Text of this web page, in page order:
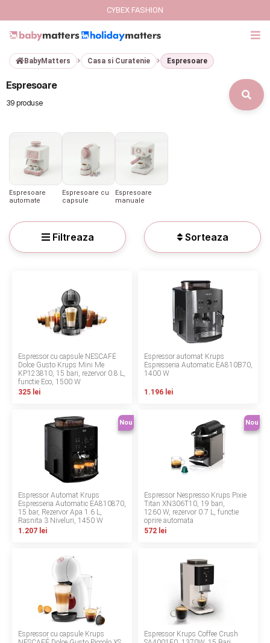
GIFT CARD
CARUCIOARE COPII
CAMERA COPILULUI
JUCARII
MARSUPII BEBELUSI
BALANSOARE COPII
BABY MONITORS
CASA SI CURATENIE
BAIE SI TOALETA
Informatii companie
CYBEX FASHION
BabyMatters Casa si Curatenie Espresoare
Espresoare
39 produse
Espresoare
automate
Espresoare cu
capsule
Espresoare
manuale
Filtreaza Sorteaza
Espressor cu capsule NESCAFÉ
Dolce Gusto Krups Mini Me
KP123810, 15 bari, rezervor 0.8 L,
functie Eco, 1500 W
325 lei
Espressor automat Krups
Espresseria Automatic EA810B70, 15
1400 W
1.196 lei
Nou
Espressor Automat Krups
Espresseria Automatic EA810870,
15 bar, Rezervor Apa 1.6 L,
Rasnita 3 Niveluri, 1450 W
1.207 lei
Nou
Espressor Nespresso Krups Pixie
Titan XN306T10, 19 bari,
1260 W, rezervor 0.7 L, functie
oprire automata
572 lei
Espressor cu capsule Krups
Espressor Krups Coffee Crush